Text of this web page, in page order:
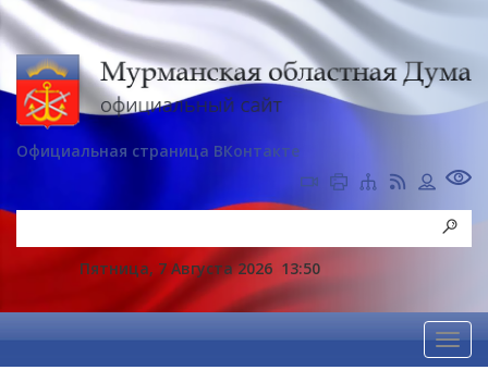
Официальная страница ВКонтакте
Пятница, 7 Августа 2026 13:50